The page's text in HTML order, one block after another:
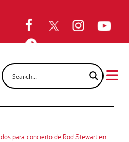
para concierto de Rod Stewart en